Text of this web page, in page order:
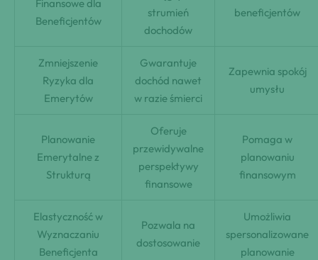
Finansowe dla
Beneficjentów
strumień
dochodów
beneficjentów
Zmniejszenie
Ryzyka dla
Emerytów
Gwarantuje
dochód nawet
w razie śmierci
Zapewnia spokój
umysłu
Planowanie
Emerytalne z
Strukturą
Oferuje
przewidywalne
perspektywy
finansowe
Pomaga w
planowaniu
finansowym
Elastyczność w
Wyznaczaniu
Beneficjenta
Pozwala na
dostosowanie
Umożliwia
spersonalizowane
planowanie